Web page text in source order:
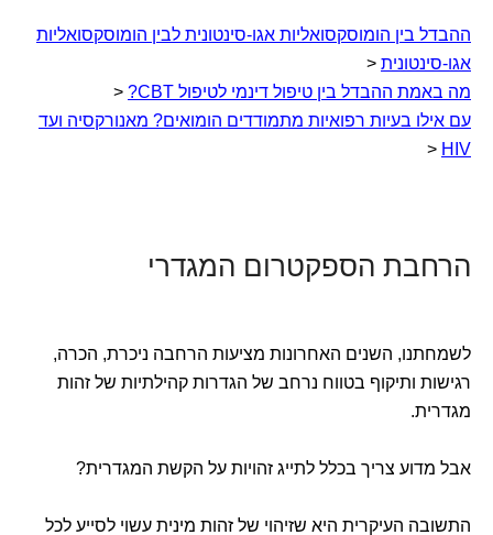
ההבדל בין הומוסקסואליות אגו-סינטונית לבין הומוסקסואליות
אגו-סינטונית <
מה באמת ההבדל בין טיפול דינמי לטיפול CBT?
<
עם אילו בעיות רפואיות מתמודדים הומואים? מאנורקסיה ועד
HIV
<
הרחבת הספקטרום המגדרי
לשמחתנו, השנים האחרונות מציעות הרחבה ניכרת, הכרה,
רגישות ותיקוף בטווח נרחב של הגדרות קהילתיות של זהות
מגדרית.
אבל מדוע צריך בכלל לתייג זהויות על הקשת המגדרית?
התשובה העיקרית היא שזיהוי של זהות מינית עשוי לסייע לכל